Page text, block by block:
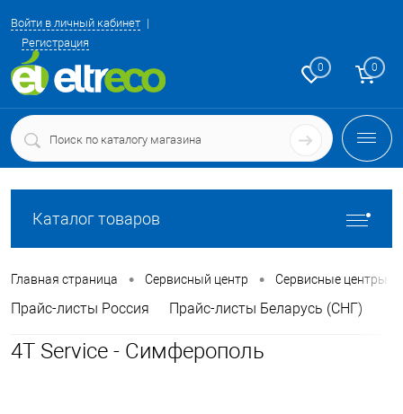
Войти в личный кабинет
Регистрация
0 0
Каталог товаров
Главная страница • Сервисный центр • Сервисные центры
Прайс-листы Россия Прайс-листы Беларусь (СНГ)
4T Service - Симферополь